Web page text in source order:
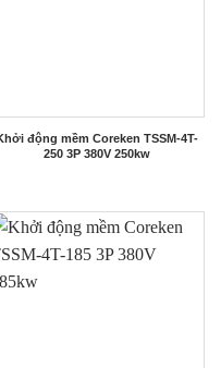
động mềm Coreken TSSM-4T-
250 3P 380V 250kw